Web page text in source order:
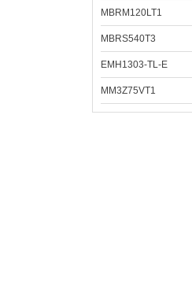
MBRM120LT1
MBRS540T3
EMH1303-TL-E
MM3Z75VT1